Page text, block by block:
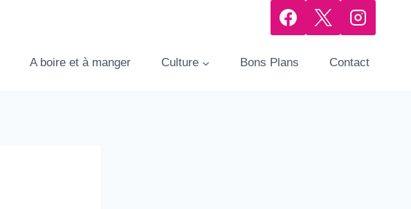
A boire et à manger Culture Bons Plans Contact